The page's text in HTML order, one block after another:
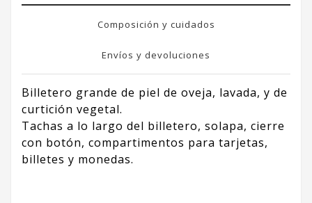
Composición y cuidados
Envíos y devoluciones
Billetero grande de piel de oveja, lavada, y de
curtición vegetal.
Tachas a lo largo del billetero, solapa, cierre
con botón, compartimentos para tarjetas,
billetes y monedas.